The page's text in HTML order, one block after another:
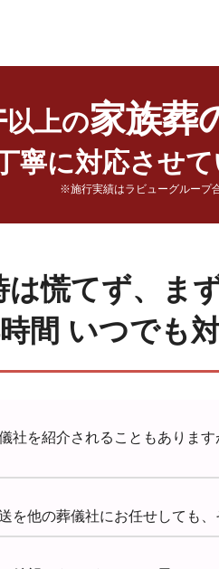
以上の家族葬
寧に対応させ
※施行実績はラビューグループ
は慌てず、ま
間 いつでも
社を紹介されることもありま
を他の葬儀社にお任せしても